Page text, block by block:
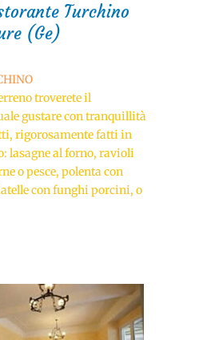
Turchino
(Ge)
troverete il
gustare con tranquillità
rigorosamente fatti in
lasagne al forno, ravioli
o pesce, polenta con
con funghi porcini, o